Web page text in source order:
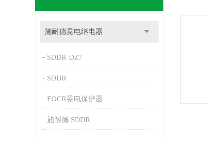
施耐德晃电继电器
SDDR-DZ7
SDDR
EOCR晃电保护器
施耐德 SDDR